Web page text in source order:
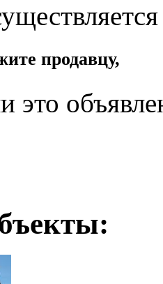
продавцу,
это